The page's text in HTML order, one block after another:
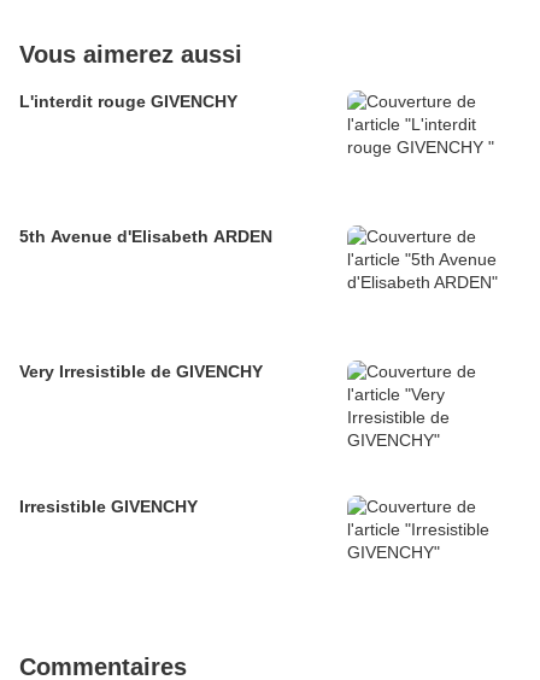
Vous aimerez aussi
L'interdit rouge GIVENCHY
5th Avenue d'Elisabeth ARDEN
Very Irresistible de GIVENCHY
Irresistible GIVENCHY
Commentaires